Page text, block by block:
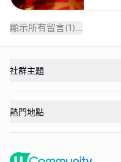
顯示所有留言(1)...
社群主題
熱門地點